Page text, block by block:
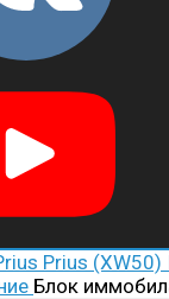
Prius
Блок